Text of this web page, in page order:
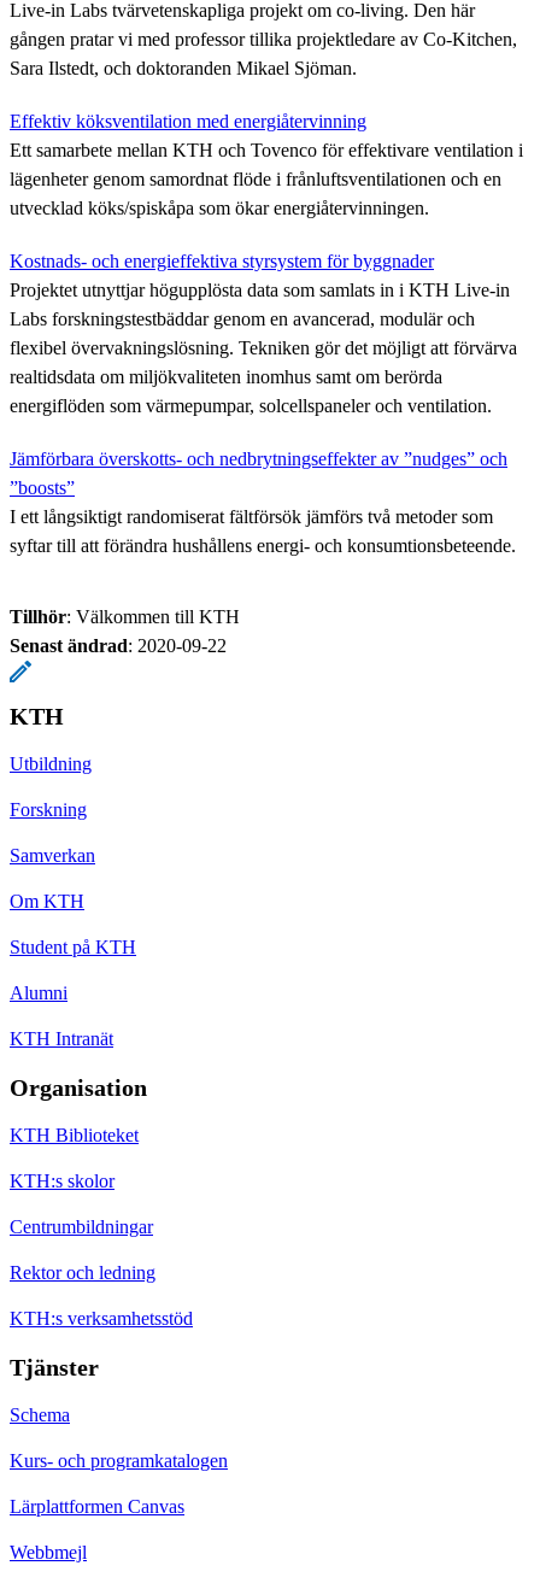
Live-in Labs tvärvetenskapliga projekt om co-living. Den här
gången pratar vi med professor tillika projektledare av Co-Kitchen,
Sara Ilstedt, och doktoranden Mikael Sjöman.
Effektiv köksventilation med energiåtervinning
Ett samarbete mellan KTH och Tovenco för effektivare ventilation i
lägenheter genom samordnat flöde i frånluftsventilationen och en
utvecklad köks/spiskåpa som ökar energiåtervinningen.
Kostnads- och energieffektiva styrsystem för byggnader
Projektet utnyttjar högupplösta data som samlats in i KTH Live-in
Labs forskningstestbäddar genom en avancerad, modulär och
flexibel övervakningslösning. Tekniken gör det möjligt att förvärva
realtidsdata om miljökvaliteten inomhus samt om berörda
energiflöden som värmepumpar, solcellspaneler och ventilation.
Jämförbara överskotts- och nedbrytningseffekter av ”nudges” och
”boosts”
I ett långsiktigt randomiserat fältförsök jämförs två metoder som
syftar till att förändra hushållens energi- och konsumtionsbeteende.
Tillhör: Välkommen till KTH
Senast ändrad: 2020-09-22
KTH
Utbildning
Forskning
Samverkan
Om KTH
Student på KTH
Alumni
KTH Intranät
Organisation
KTH Biblioteket
KTH:s skolor
Centrumbildningar
Rektor och ledning
KTH:s verksamhetsstöd
Tjänster
Schema
Kurs- och programkatalogen
Lärplattformen Canvas
Webbmejl